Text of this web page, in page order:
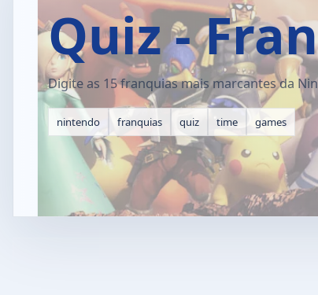
Quiz -
Digite as 15 franquias mais marcantes da
nintendo franquias quiz time games